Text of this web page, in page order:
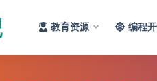
教育资源 编程